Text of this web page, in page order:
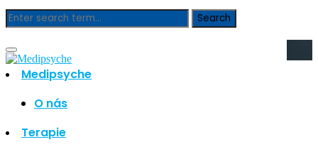
Medipsyche
O nás
Terapie
Blog
Hľadať
Najnovšie články